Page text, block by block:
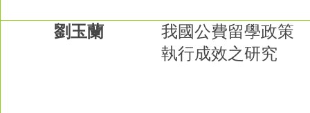
劉玉蘭
我國公費留學政策
執行成效之研究